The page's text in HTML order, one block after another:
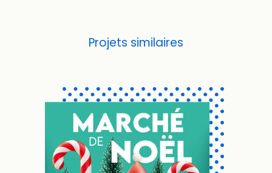
Projets similaires